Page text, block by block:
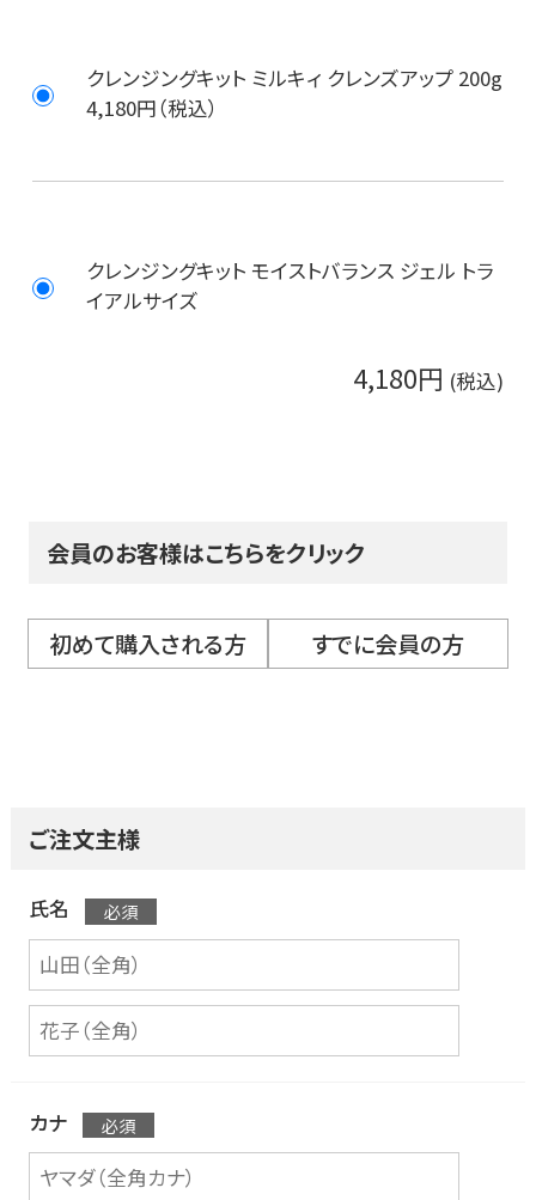
会員のお客様はこちらをクリック
初めて購入される方 すでに会員の方
クレンジングキット ミルキィ クレンズアップ 200g
4,180
クレンジングキット モイストバランス ジェル トラ
イアルサイズ
4,180円
ご注文主様
氏名
カナ